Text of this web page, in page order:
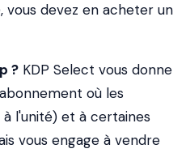
vous devez en acheter un
? KDP Select vous donne
où les
l'unité) et à certaines
vous engage à vendre